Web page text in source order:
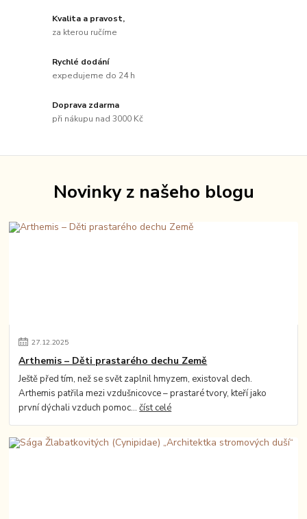
Kvalita a pravost,
za kterou ručíme
Rychlé dodání
expedujeme do 24 h
Doprava zdarma
při nákupu nad 3000 Kč
Novinky z našeho blogu
27.12.2025
Arthemis – Děti prastarého dechu Země
Ještě před tím, než se svět zaplnil hmyzem, existoval dech.
Arthemis patřila mezi vzdušnicovce – prastaré tvory, kteří jako
první dýchali vzduch pomoc...číst celé